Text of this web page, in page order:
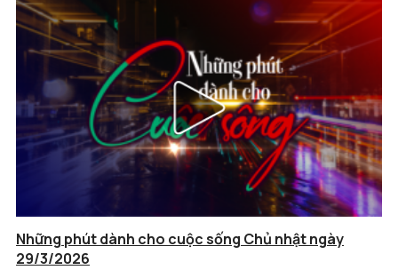
Những phút dành cho cuộc sống Chủ nhật ngày
29/3/2026